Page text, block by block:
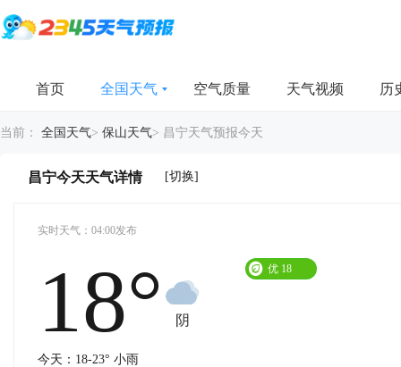
首页 全国天气 空气质量 天气视频 历
当前： 全国天气> 保山天气> 昌宁天气预报今天
昌宁今天天气详情 [切换]
实时天气：04:00发布
18° 阴
优 18
今天：18-23° 小雨